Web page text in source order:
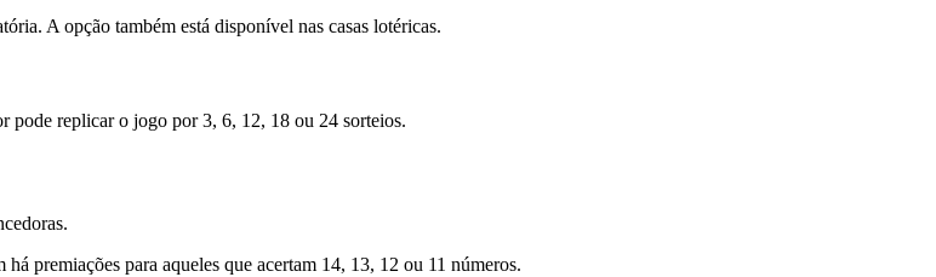
A opção também está disponível nas casas lotéricas.
pode replicar o jogo por 3, 6, 12, 18 ou 24 sorteios.
premiações para aqueles que acertam 14, 13, 12 ou 11 números.